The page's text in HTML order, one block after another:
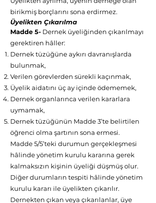
birikmiş borçlarını sona erdirmez.
Üyelikten Çıkarılma
Madde 5- Dernek üyeliğinden çıkarılmayı
gerektiren hâller:
Dernek tüzüğüne aykırı davranışlarda
bulunmak,
Verilen görevlerden sürekli kaçınmak,
Üyelik aidatını üç ay içinde ödememek,
Dernek organlarınca verilen kararlara
uymamak,
Dernek tüzüğünün Madde 3’te belirtilen
öğrenci olma şartının sona ermesi.
Madde 5/5’teki durumun gerçekleşmesi
hâlinde yönetim kurulu kararına gerek
kalmaksızın kişinin üyeliği düşmüş olur.
Diğer durumların tespiti hâlinde yönetim
kurulu kararı ile üyelikten çıkarılır.
Dernekten çıkan veya çıkarılanlar, üye